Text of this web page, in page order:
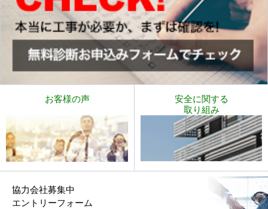
お客様の声
安全に関する
取り組み
協力会社募集中
エントリーフォーム